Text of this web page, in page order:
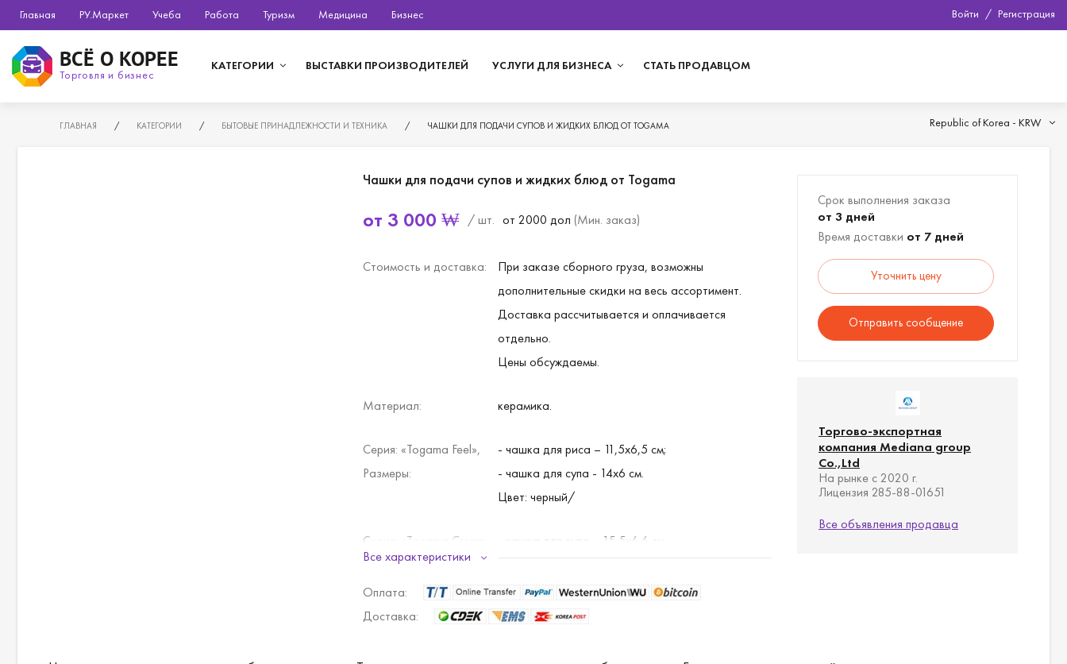
Главная РУ.Маркет Учеба Работа Туризм Медицина Бизнес Войти / Регистрация
ВСЁ О КОРЕЕ
Торговля и бизнес
КАТЕГОРИИ ВЫСТАВКИ ПРОИЗВОДИТЕЛЕЙ УСЛУГИ ДЛЯ БИЗНЕСА СТАТЬ ПРОДАВЦОМ
ГЛАВНАЯ / КАТЕГОРИИ / БЫТОВЫЕ ПРИНАДЛЕЖНОСТИ И ТЕХНИКА / ЧАШКИ ДЛЯ ПОДАЧИ СУПОВ И ЖИДКИХ БЛЮД ОТ TOGAMA Republic of Korea - KRW
Чашки для подачи супов и жидких блюд от Togama
от 3 000 ₩ / шт. от 2000 дол (Мин. заказ)
Стоимость и доставка:
При заказе сборного груза, возможны
дополнительные скидки на весь ассортимент.
Доставка рассчитывается и оплачивается
отдельно.
Цены обсуждаемы.
Материал: керамика.
Серия: «Togama Feel»,
Размеры:
- чашка для риса – 11,5х6,5 см;
- чашка для супа - 14х6 см.
Цвет: черный/
Серия: «Togama Cream
White», Размеры:
- чашка для супа – 15,5х6,6 см.
Серия: «Togama Diet»,
- чашка для супа – 15х5 см.
Все характеристики
Оплата:
Доставка:
Срок выполнения заказа
от 3 дней
Время доставки от 7 дней
Уточнить цену
Отправить сообщение
Торгово-экспортная
компания Mediana group
Co.,Ltd
На рынке с 2020 г.
Лицензия 285-88-01651
Все объявления продавца